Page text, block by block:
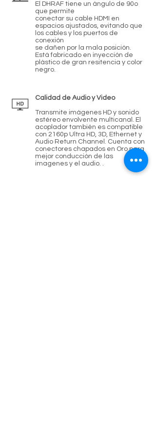
El DHRAF tiene un ángulo de 90o
que permite
conectar su cable HDMI en
espacios ajustados, evitando que
los cables y los puertos de
conexión
se dañen por la mala posición.
Está fabricado en inyección de
plástico de gran resitencia y color
negro.
Calidad de Audio y Video
Transmite imágenes HD y sonido
estéreo envolvente multicanal. El
acoplador también es compatible
con 2160p Ultra HD, 3D, Ethernet y
Audio Return Channel. Cuenta con
conectores chapados en Oro para
mejor conducción de las
imagenes y el audio. .